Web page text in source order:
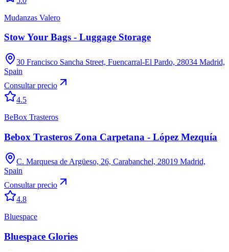
Mudanzas Valero
Stow Your Bags - Luggage Storage
30 Francisco Sancha Street, Fuencarral-El Pardo, 28034 Madrid,
Spain
Consultar precio
4.5
BeBox Trasteros
Bebox Trasteros Zona Carpetana - López Mezquía
C. Marquesa de Argüeso, 26, Carabanchel, 28019 Madrid,
Spain
Consultar precio
4.8
Bluespace
Bluespace Glories